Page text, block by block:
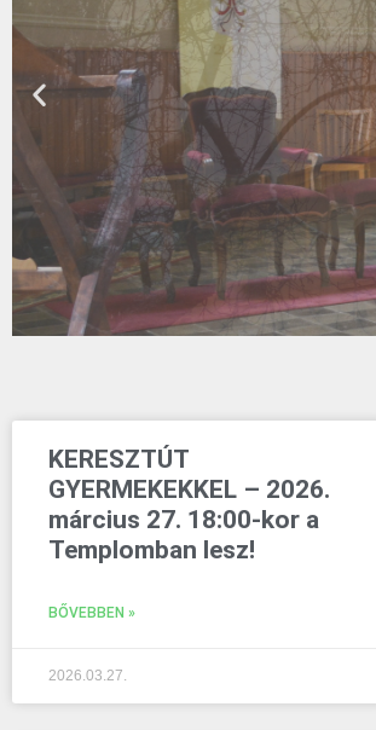
KERESZTÚT
GYERMEKEKKEL – 2026.
március 27. 18:00-kor a
Templomban lesz!
BŐVEBBEN »
2026.03.27.